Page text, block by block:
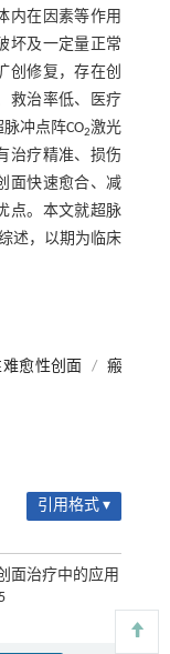
内在因素等作用
坏及一定量正常
创修复，存在创
救治率低、医疗
冲点阵CO2激光
治疗精准、损伤
面快速愈合、减
点。本文就超脉
述，以期为临床
愈性创面 / 瘢
引用格式 ▾
面治疗中的应用